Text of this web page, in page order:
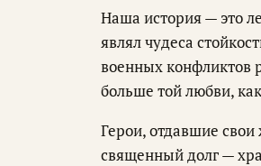
Наша история — это
являл чудеса
военных конфликтов
больше той любви,
Герои, отдавшие
священный долг —